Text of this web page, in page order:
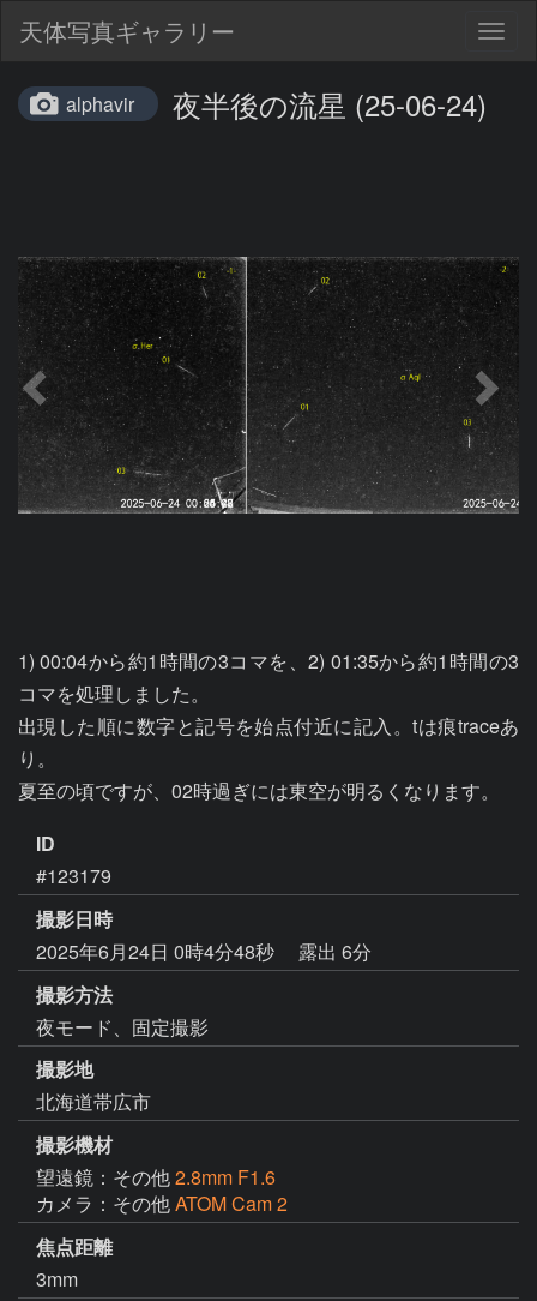
天体写真ギャラリー
alphavir 夜半後の流星 (25-06-24)
1) 00:04から約1時間の3コマを、2) 01:35から約1時間の3
コマを処理しました。
出現した順に数字と記号を始点付近に記入。tは痕traceあ
り。
夏至の頃ですが、02時過ぎには東空が明るくなります。
ID
#123179
撮影日時
2025年6月24日 0時4分48秒
露出 6分
撮影方法
夜モード、固定撮影
撮影地
北海道帯広市
撮影機材
望遠鏡：その他2.8mm F1.6
カメラ：その他ATOM Cam 2
焦点距離
3mm